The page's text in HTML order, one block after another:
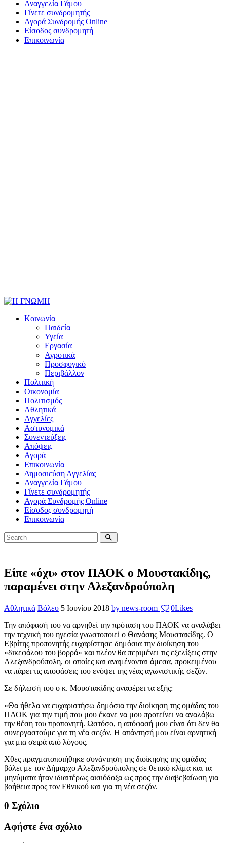
Αναγγελία Γάμου
Γίνετε συνδρομητής
Αγορά Συνδρομής Online
Είσοδος συνδρομητή
Επικοινωνία
Κοινωνία
Παιδεία
Υγεία
Εργασία
Αγροτικά
Προσφυγικό
Περιβάλλον
Πολιτική
Οικονομία
Πολιτισμός
Αθλητικά
Αγγελίες
Αστυνομικά
Συνεντεύξεις
Απόψεις
Αγορά
Επικοινωνία
Δημοσιεύση Αγγελίας
Αναγγελία Γάμου
Γίνετε συνδρομητής
Αγορά Συνδρομής Online
Είσοδος συνδρομητή
Επικοινωνία
Είπε «όχι» στον ΠΑΟΚ ο Μουστακίδης,
παραμένει στην Αλεξανδρούπολη
Αθλητικά Βόλευ 5 Ιουνίου 2018 by news-room 0Likes
Την απόφασή του να αρνηθεί την πρόταση του ΠΑΟΚ να αναλάβει
την τεχνική του ηγεσία γνωστοποιεί ο Θανάσης Μουστακίδης. Ο
Εβρίτης προπονητής ευχαρίστησε δημόσια την διοίκηση του
«δικεφάλου του βορρά» και πλέον θα περιμένει τις εξελίξεις στην
Αλεξανδρούπολη, οι οποίες και αναμένονται άμεσα, προκειμένου
να πάρει τις αποφάσεις του ενόψει της νέας αγωνιστικής σεζόν.
Σε δήλωσή του ο κ. Μουστακίδης αναφέρει τα εξής:
«Θα ήθελα να ευχαριστήσω δημόσια την διοίκηση της ομάδας του
ΠΑΟΚ για την τιμή που μου έκανε να μου προτείνει να αναλάβω
την θέση του προπονητή. Ωστόσο, η απόφασή μου είναι ότι δεν θα
συνεργαστούμε για τη νέα σεζόν. Η απάντησή μου είναι αρνητική
για μια σειρά από λόγους.
Χθες πραγματοποιήθηκε συνάντηση της διοίκησης της ομάδας
βόλει με τον Δήμαρχο Αλεξανδρούπολης σε θετικό κλίμα και τα
μηνύματα ήταν ιδιαιτέρως αισιόδοξα ως προς την διαβεβαίωση για
βοήθεια προς τον Εθνικού και για τη νέα σεζόν.
0 Σχόλιο
Αφήστε ένα σχόλιο